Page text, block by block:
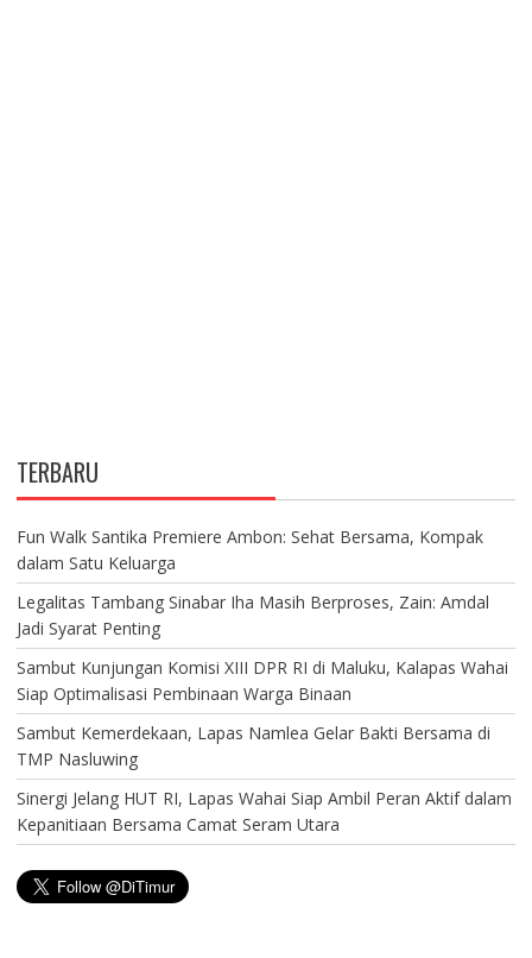
TERBARU
Fun Walk Santika Premiere Ambon: Sehat Bersama, Kompak
dalam Satu Keluarga
Legalitas Tambang Sinabar Iha Masih Berproses, Zain: Amdal
Jadi Syarat Penting
Sambut Kunjungan Komisi XIII DPR RI di Maluku, Kalapas Wahai
Siap Optimalisasi Pembinaan Warga Binaan
Sambut Kemerdekaan, Lapas Namlea Gelar Bakti Bersama di
TMP Nasluwing
Sinergi Jelang HUT RI, Lapas Wahai Siap Ambil Peran Aktif dalam
Kepanitiaan Bersama Camat Seram Utara